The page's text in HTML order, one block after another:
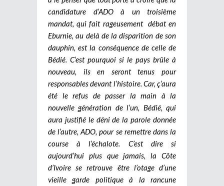
candidature d’ADO à un troisième
mandat, qui fait rageusement débat en
Eburnie, au delà de la disparition de son
dauphin, est la conséquence de celle de
Bédié. C’est pourquoi si le pays brûle à
nouveau, ils en seront tenus pour
responsables devant l’histoire. Car, ç’aura
été le refus de passer la main à la
nouvelle génération de l’un, Bédié, qui
aura justifié le déni de la parole donnée
de l’autre, ADO, pour se remettre dans la
course à l’échalote. C’est dire si
aujourd’hui plus que jamais, la Côte
d’Ivoire se retrouve être l’otage d’une
vieille garde politique à la rancune